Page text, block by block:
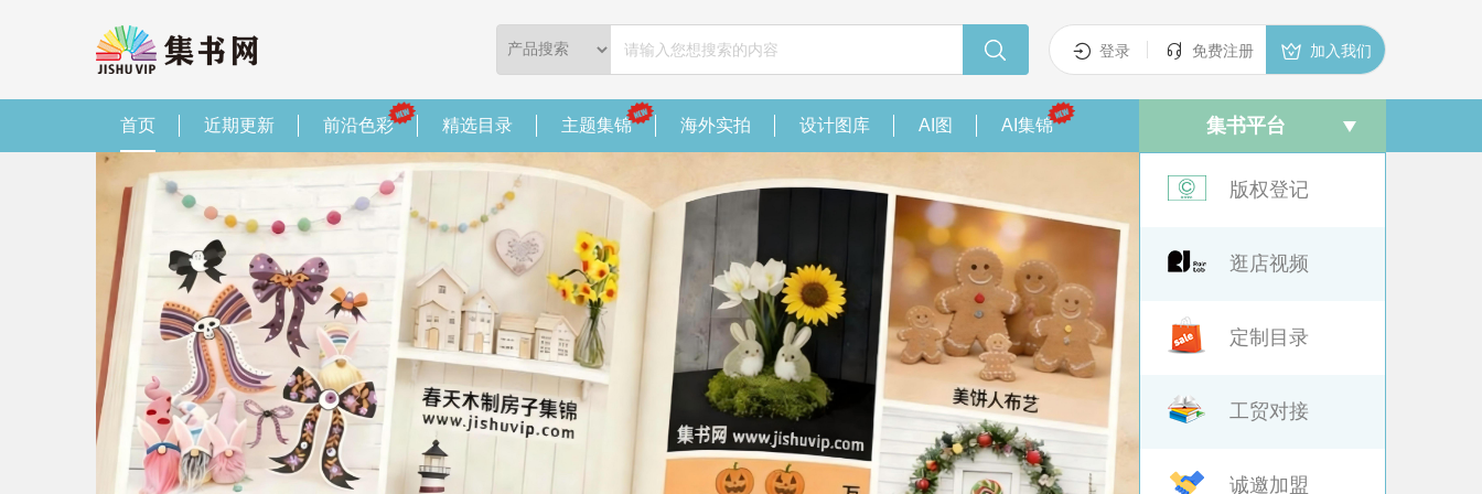
 登录  免费注册  加入我们
集书平台
版权登记
逛店视频
定制目录
工贸对接
诚邀加盟
首页 近期更新 前沿色彩 精选目录 主题集锦 海外实拍 设计图库 AI图 AI集锦